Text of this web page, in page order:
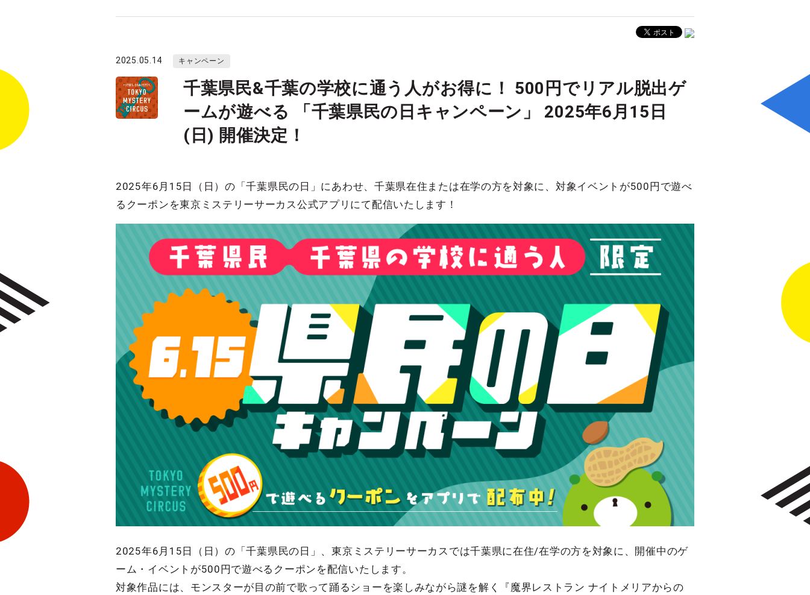
2025.05.14 キャンペーン
千葉県民&千葉の学校に通う人がお得に！ 500円でリアル脱出ゲ
ームが遊べる 「千葉県民の日キャンペーン」 2025年6月15日
(日) 開催決定！
2025年6月15日（日）の「千葉県民の日」にあわせ、千葉県在住または在学の方を対象に、対象イベントが500円で遊べ
るクーポンを東京ミステリーサーカス公式アプリにて配信いたします！
2025年6月15日（日）の「千葉県民の日」、東京ミステリーサーカスでは千葉県に在住/在学の方を対象に、開催中のゲ
ーム・イベントが500円で遊べるクーポンを配信いたします。
対象作品には、モンスターが目の前で歌って踊るショーを楽しみながら謎を解く『魔界レストラン ナイトメリアからの